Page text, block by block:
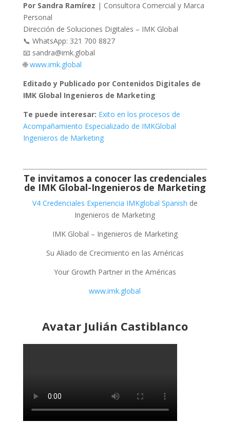
Por Sandra Ramírez | Consultora Comercial y Marca
Personal
Dirección de Soluciones Digitales – IMK Global
📞 WhatsApp: 321 700 8827
📧 sandra@imk.global
🌐www.imk.global
Editado y Publicado por Contenidos Digitales de
IMK Global Ingenieros de Marketing
Te puede interesar: Exito en los procesos de
Acompañamiento Especializado de IMKGlobal
Ingenieros de Marketing
Te invitamos a conocer las credenciales
de IMK Global-Ingenieros de Marketing
V4 Credenciales Experiencia IMKglobal Spanish de
Ingenieros de Marketing
IMK Global – Ingenieros de Marketing
Su Aliado de Crecimiento en las Américas
Your Growth Partner in the Américas
www.imk.global
Avatar Julián Castiblanco